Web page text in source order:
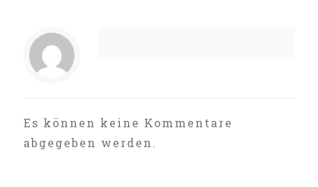
Es können keine Kommentare
abgegeben werden.